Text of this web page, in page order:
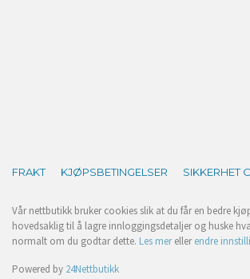
FRAKT KJØPSBETINGELSER SIKKERHET
Vår nettbutikk bruker cookies slik at du får en bedre
hovedsaklig til å lagre innloggingsdetaljer og huske
normalt om du godtar dette. Les merellerendre
Powered by 24Nettbutikk